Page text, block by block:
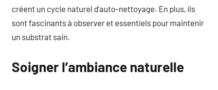
créent un cycle naturel d’auto-nettoyage. En plus, ils
sont fascinants à observer et essentiels pour maintenir
un substrat sain.
Soigner l’ambiance naturelle